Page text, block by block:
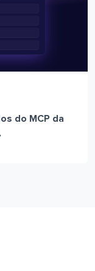
do MCP da